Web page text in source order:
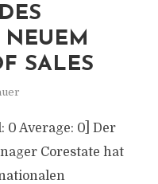
NEUEM
SALES
0 Average: 0] Der
Corestate hat